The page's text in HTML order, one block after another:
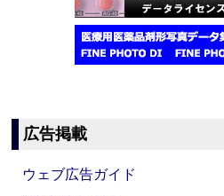
広告掲載
ウェブ広告ガイド